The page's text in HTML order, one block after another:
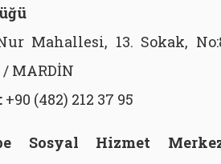
Mahallesi, 13. Sokak,
MARDİN
+90 (482) 212 37 95
Sosyal Hizmet